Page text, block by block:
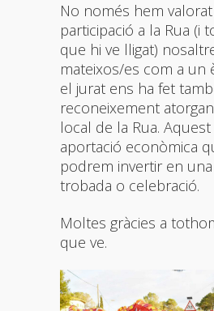
No només hem
participació a la Rua (i
que hi ve lligat)
mateixos/es com a un
el jurat ens ha fet
reconeixement
local de la Rua.
aportació econòmica
podrem invertir en
trobada o celebració.
Moltes gràcies a
que ve.